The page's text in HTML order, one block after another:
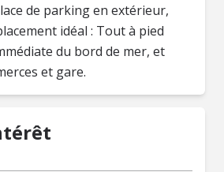
de parking en extérieur,
idéal : Tout à pied
du bord de mer, et
et gare.